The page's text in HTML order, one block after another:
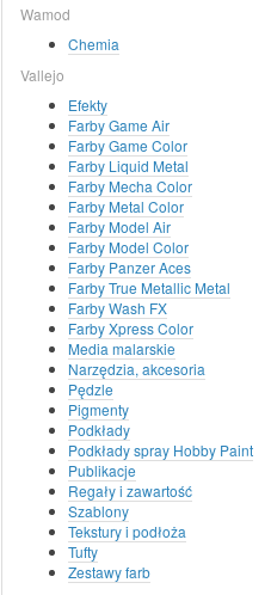
Wamod
Chemia
Vallejo
Efekty
Farby Game Air
Farby Game Color
Farby Liquid Metal
Farby Mecha Color
Farby Metal Color
Farby Model Air
Farby Model Color
Farby Panzer Aces
Farby True Metallic Metal
Farby Wash FX
Farby Xpress Color
Media malarskie
Narzędzia, akcesoria
Pędzle
Pigmenty
Podkłady
Podkłady spray Hobby Paint
Publikacje
Regały i zawartość
Szablony
Tekstury i podłoża
Tufty
Zestawy farb